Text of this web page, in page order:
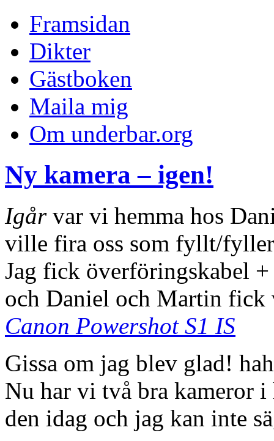
Framsidan
Dikter
Gästboken
Maila mig
Om underbar.org
Ny kamera – igen!
Igårvar vi hemma hos
ville fira oss som fyllt/
Jag fick överföringskabel
och Daniel och Martin fick
Canon Powershot S1 IS
Gissa om jag blev glad!
Nu har vi två bra kameror
den idag och jag kan inte